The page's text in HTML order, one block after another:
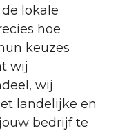
lokale
hoe
keuzes
wij
wij
landelijke en
bedrijf te